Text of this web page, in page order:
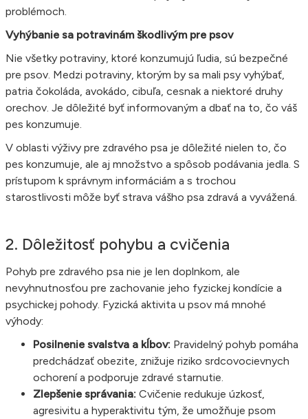
problémoch.
Vyhýbanie sa potravinám škodlivým pre psov
Nie všetky potraviny, ktoré konzumujú ľudia, sú bezpečné
pre psov. Medzi potraviny, ktorým by sa mali psy vyhýbať,
patria čokoláda, avokádo, cibuľa, cesnak a niektoré druhy
orechov. Je dôležité byť informovaným a dbať na to, čo váš
pes konzumuje.
V oblasti výživy pre zdravého psa je dôležité nielen to, čo
pes konzumuje, ale aj množstvo a spôsob podávania jedla. S
prístupom k správnym informáciám a s trochou
starostlivosti môže byť strava vášho psa zdravá a vyvážená.
2. Dôležitosť pohybu a cvičenia
Pohyb pre zdravého psa nie je len doplnkom, ale
nevyhnutnosťou pre zachovanie jeho fyzickej kondície a
psychickej pohody. Fyzická aktivita u psov má mnohé
výhody:
Posilnenie svalstva a kĺbov: Pravidelný pohyb pomáha
predchádzať obezite, znižuje riziko srdcovocievnych
ochorení a podporuje zdravé starnutie.
Zlepšenie správania: Cvičenie redukuje úzkosť,
agresivitu a hyperaktivitu tým, že umožňuje psom